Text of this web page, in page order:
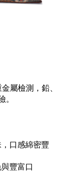
屬檢測，鉛、
口感綿密豐
豐富口